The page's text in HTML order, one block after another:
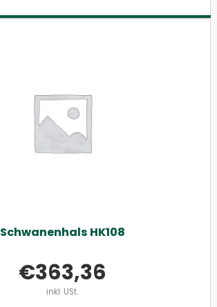
Schwanenhals HK108
€363,36
inkl. USt.